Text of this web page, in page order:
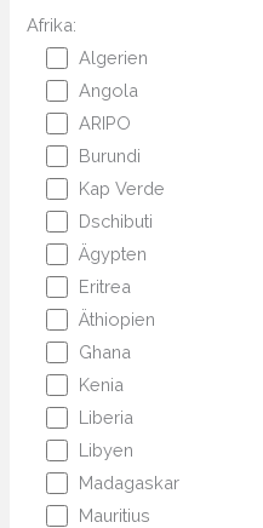
Afrika:
Algerien
Angola
ARIPO
Burundi
Kap Verde
Dschibuti
Ägypten
Eritrea
Äthiopien
Ghana
Kenia
Liberia
Libyen
Madagaskar
Mauritius